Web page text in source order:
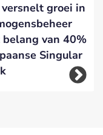
versnelt groei in
belang van 40%
Singular